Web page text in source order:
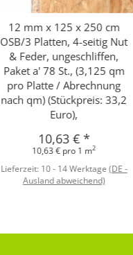
12 mm x 125 x 250 cm
OSB/3 Platten, 4-seitig Nut
& Feder, ungeschliffen,
Paket a' 78 St., (3,125 qm
pro Platte / Abrechnung
nach qm) (Stückpreis: 33,2
Euro),
10,63 € *
10,63 € pro 1 m2
Lieferzeit: 10 - 14 Werktage(DE -
Ausland abweichend)